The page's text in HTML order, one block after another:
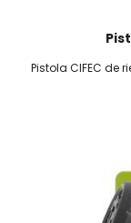
Pistola CIFEC de